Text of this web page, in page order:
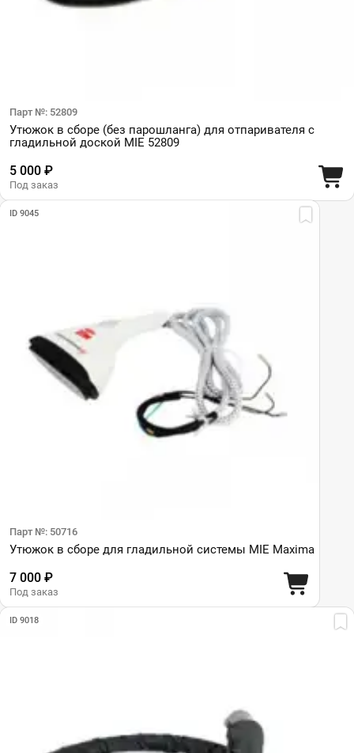
Парт №: 52809
Утюжок в сборе (без парошланга) для отпаривателя с
гладильной доской MIE 52809
5 000 ₽
Под заказ
ID 9045
Парт №: 50716
Утюжок в сборе для гладильной системы MIE Maxima
7 000 ₽
Под заказ
ID 9018